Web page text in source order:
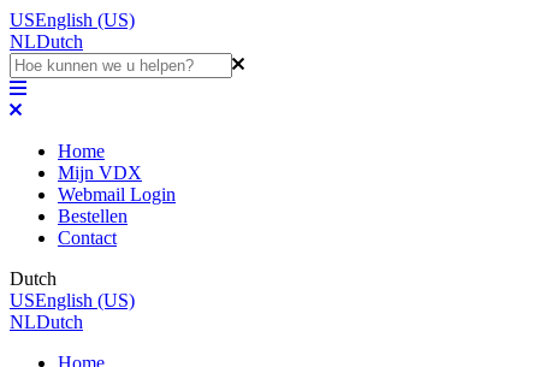
USEnglish (US)
NLDutch
Home
Mijn VDX
Webmail Login
Bestellen
Contact
Dutch
USEnglish (US)
NLDutch
Home